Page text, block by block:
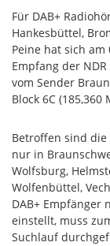
Für DAB+
Hankesbüttel,
Peine hat sich
Empfang der
vom Sender
Block 6C (185,360
Betroffen sind
nur in
Wolfsburg,
Wolfenbüttel,
DAB+ Empfänger
einstellt, muss
Suchlauf